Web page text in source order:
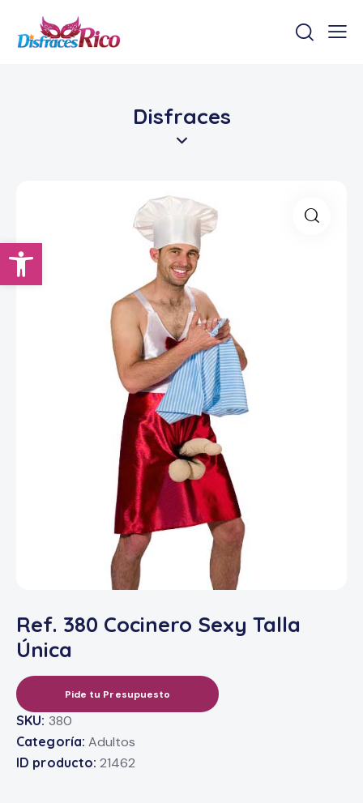
Abrir barra de herramientas
Disfraces
Ref. 380 Cocinero Sexy Talla
Única
Pide tu Presupuesto
SKU: 380
Categoría: Adultos
ID producto: 21462